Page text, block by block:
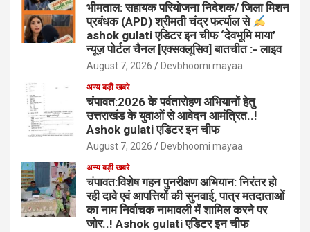
भीमताल: सहायक परियोजना निदेशक/ जिला मिशन
प्रबंधक (APD) श्रीमती चंद्र फर्त्याल से
ashok gulati एडिटर इन चीफ ‘देवभूमि माया’
न्यूज़ पोर्टल चैनल [एक्सक्लूसिव] बातचीत :- लाइव
August 7, 2026 Devbhoomi mayaa
अन्य बड़ी खबरे
चंपावत:2026 के पर्वतारोहण अभियानों हेतु
उत्तराखंड के युवाओं से आवेदन आमंत्रित..!
Ashok gulati एडिटर इन चीफ
August 7, 2026 Devbhoomi mayaa
अन्य बड़ी खबरे
चंपावत:विशेष गहन पुनरीक्षण अभियान: निरंतर हो
रही दावे एवं आपत्तियों की सुनवाई, पात्र मतदाताओं
का नाम निर्वाचक नामावली में शामिल करने पर
जोर..! Ashok gulati एडिटर इन चीफ